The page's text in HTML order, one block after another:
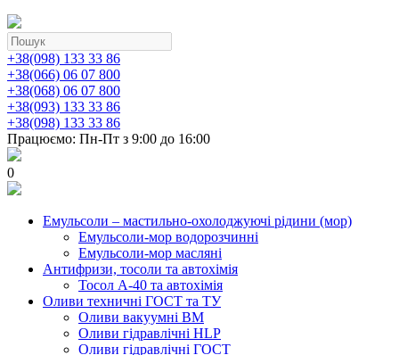
+38(098) 133 33 86
+38(066) 06 07 800
+38(068) 06 07 800
+38(093) 133 33 86
+38(098) 133 33 86
Працюємо: Пн-Пт з 9:00 до 16:00
0
Емульсоли – мастильно-охолоджуючі рідини (мор)
Емульсоли-мор водорозчинні
Емульсоли-мор масляні
Антифризи, тосоли та автохімія
Тосол А-40 та автохімія
Оливи техничні ГОСТ та ТУ
Оливи вакуумні ВМ
Оливи гідравлічні HLP
Оливи гідравлічні ГОСТ